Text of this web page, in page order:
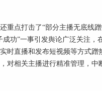
重点打击了“部分主播无底线
成功”一事引发舆论广泛关注，
时直播和发布短视频等方式蹭
对相关主播进行精准管理，中